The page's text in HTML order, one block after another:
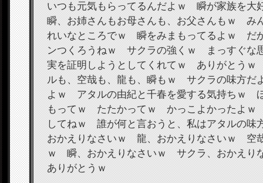
いつも元気もらってるんだよｗ 瞬が家族を
瞬、お姉さんもお母さんも、お父さんもｗ み
れいなところでｗ 瞬をみまもってるよｗ だ
ンつくろうねｗ サクラの強くｗ まっすぐな
実を証明しようとしてくれてｗ ありがとう
ルも、空哉も、龍も、瞬もｗ サクラの味方
よｗ アタルの由紀と千春を愛する気持ちｗ
もってｗ たたかってｗ かっこよかったよｗ
してねｗ 誰が何と言おうと、私はアタルの
おかえりなさいｗ 龍、おかえりなさいｗ 空
ｗ 瞬、おかえりなさいｗ サクラ、おかえり
ありがとうｗ